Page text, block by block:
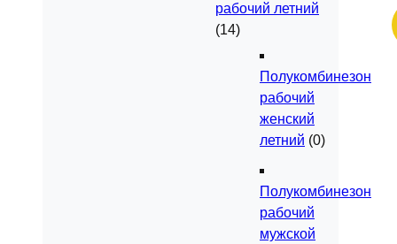
рабочий летний
(14)
Полукомбинезон
рабочий
женский
летний (0)
Полукомбинезон
рабочий
мужской